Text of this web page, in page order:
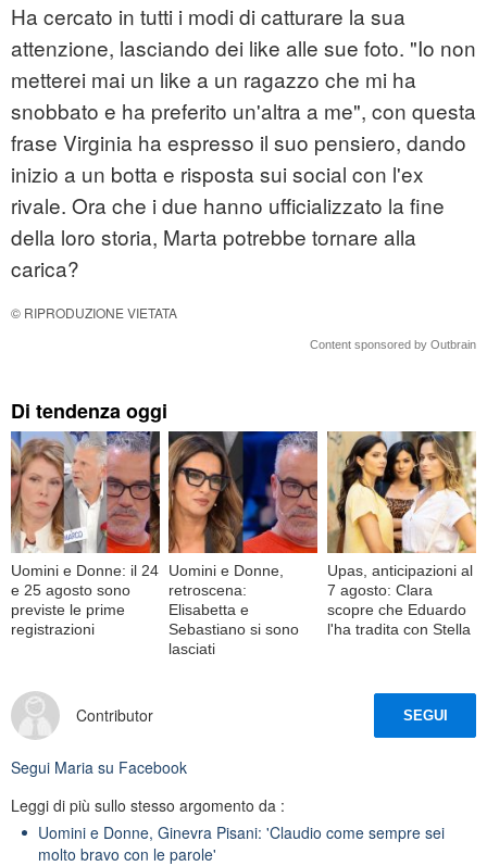
Ha cercato in tutti i modi di catturare la sua
attenzione, lasciando dei like alle sue foto. "Io non
metterei mai un like a un ragazzo che mi ha
snobbato e ha preferito un'altra a me", con questa
frase Virginia ha espresso il suo pensiero, dando
inizio a un botta e risposta sui social con l'ex
rivale. Ora che i due hanno ufficializzato la fine
della loro storia, Marta potrebbe tornare alla
carica?
© RIPRODUZIONE VIETATA
Content sponsored by Outbrain
Di tendenza oggi
Uomini e Donne: il 24
e 25 agosto sono
previste le prime
registrazioni
Uomini e Donne,
retroscena:
Elisabetta e
Sebastiano si sono
lasciati
Upas, anticipazioni al
7 agosto: Clara
scopre che Eduardo
l'ha tradita con Stella
Contributor SEGUI
Segui Maria su Facebook
Leggi di più sullo stesso argomento da :
Uomini e Donne, Ginevra Pisani: 'Claudio come sempre sei
molto bravo con le parole'